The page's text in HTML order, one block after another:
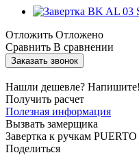
Отложить Отложено
Сравнить В сравнении
Заказать звонок
Нашли дешевле? Напишите!
Получить расчет
Полезная информация
Вызвать замерщика
Завертка к ручкам
Поделиться